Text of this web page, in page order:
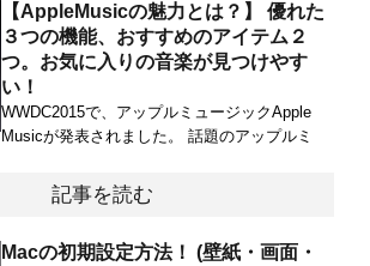
【AppleMusicの魅力とは？】 優れた
３つの機能、おすすめのアイテム２
つ。お気に入りの音楽が見つけやす
い！
WWDC2015で、アップルミュージックApple
Musicが発表されました。 話題のアップルミ
記事を読む
Macの初期設定方法！ (壁紙・画面・